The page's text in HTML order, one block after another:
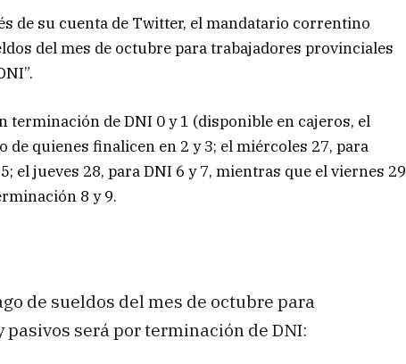
de su cuenta de Twitter, el mandatario correntino
del mes de octubre para trabajadores provinciales
terminación de DNI 0 y 1 (disponible en cajeros, el
de quienes finalicen en 2 y 3; el miércoles 27, para
el jueves 28, para DNI 6 y 7, mientras que el viernes 29
8 y 9.
de sueldos del mes de octubre para
será por terminación de DNI: